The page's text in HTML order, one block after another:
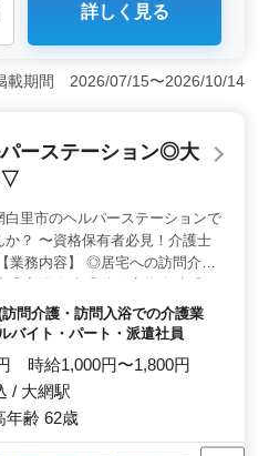
者を募集中！＞ 大網白里市
。シニア世代が活躍中で経験
介護経験があり、即戦力と
助から入浴介助まで利用
い業務があります。経験を
ことがあればすぐにサポー
募ください。 ＜アピール
給や車通勤可能でアクセス
日も休みなのでメリハリをつ
者を歓迎する環境で安定し
期的に働きたい方に最適な
詳しく見る
載期間 2026/07/15〜2026/10/14
ーステーション◎大
▽
白里市のヘルパーステーションで
か？ 〜資格保有者必見！介護士
業務内容】 ◎居宅への訪問介護
類作成、書類整理 ◎トイレへの
の介助 【備考】 ◎社会保険完
（駐車場あり） ◎大網駅からア
☆ 皆様のご応募お待ちしており
はお気軽にお問い合わせくださ
問介護・訪問入浴での介護業
バイト・パート・派遣社員
時給1,000円〜1,800円
/ 大網駅
年齢 62歳